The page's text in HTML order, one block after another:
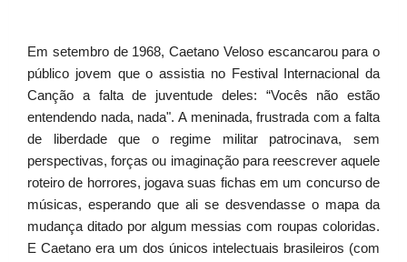
Em setembro de 1968, Caetano Veloso escancarou para o
público jovem que o assistia no Festival Internacional da
Canção a falta de juventude deles: “Vocês não estão
entendendo nada, nada". A meninada, frustrada com a falta
de liberdade que o regime militar patrocinava, sem
perspectivas, forças ou imaginação para reescrever aquele
roteiro de horrores, jogava suas fichas em um concurso de
músicas, esperando que ali se desvendasse o mapa da
mudança ditado por algum messias com roupas coloridas.
E Caetano era um dos únicos intelectuais brasileiros (com